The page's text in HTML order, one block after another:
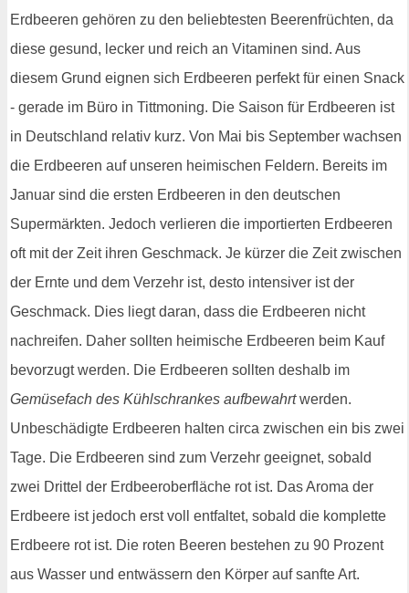
Erdbeeren gehören zu den beliebtesten Beerenfrüchten, da
diese gesund, lecker und reich an Vitaminen sind. Aus
diesem Grund eignen sich Erdbeeren perfekt für einen Snack
- gerade im Büro in Tittmoning. Die Saison für Erdbeeren ist
in Deutschland relativ kurz. Von Mai bis September wachsen
die Erdbeeren auf unseren heimischen Feldern. Bereits im
Januar sind die ersten Erdbeeren in den deutschen
Supermärkten. Jedoch verlieren die importierten Erdbeeren
oft mit der Zeit ihren Geschmack. Je kürzer die Zeit zwischen
der Ernte und dem Verzehr ist, desto intensiver ist der
Geschmack. Dies liegt daran, dass die Erdbeeren nicht
nachreifen. Daher sollten heimische Erdbeeren beim Kauf
bevorzugt werden. Die Erdbeeren sollten deshalb im
Gemüsefach des Kühlschrankes aufbewahrtwerden.
Unbeschädigte Erdbeeren halten circa zwischen ein bis zwei
Tage. Die Erdbeeren sind zum Verzehr geeignet, sobald
zwei Drittel der Erdbeeroberfläche rot ist. Das Aroma der
Erdbeere ist jedoch erst voll entfaltet, sobald die komplette
Erdbeere rot ist. Die roten Beeren bestehen zu 90 Prozent
aus Wasser und entwässern den Körper auf sanfte Art.